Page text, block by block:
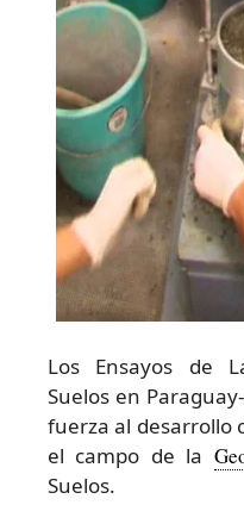
Los Ensayos de
Suelos en
fuerza al desarrollo
el campo de la
Suelos.